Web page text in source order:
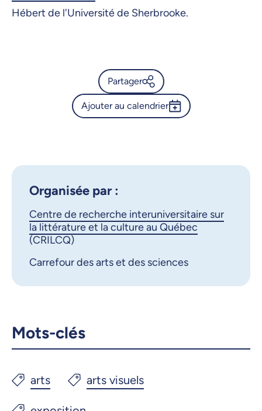
Hébert de l'Université de Sherbrooke.
Partager
Calendrier de l’Université de
LinkedIn Courriel
Copier le lien
Ajouter au calendrier
Organisée par :
Centre de recherche interuniversitaire sur
la littérature et la culture au Québec
(CRILCQ)
Carrefour des arts et des sciences
Mots-clés